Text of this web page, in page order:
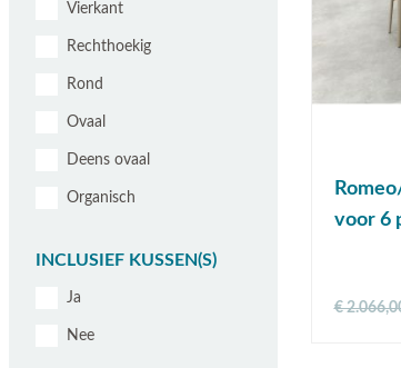
voor 6
€
Vierkant
Rechthoekig
Rond
Ovaal
Deens ovaal
Organisch
INCLUSIEF KUSSEN(S)
Ja
Nee